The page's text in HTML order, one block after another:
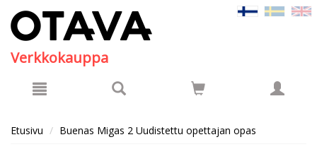
Verkkokauppa
Etusivu Buenas Migas 2 Uudistettu opettajan opas